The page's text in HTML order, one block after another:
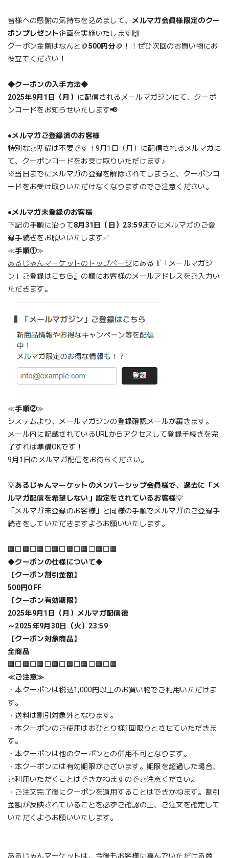
皆様への感謝の気持ちを込めまして、 メルマガ会員様限定のクー
ポンプレゼント企画を実施いたします🙌
クーポン金額はなんと🪙500円分🪙！！ぜひ次回のお買い物にお
役立てください！
◆クーポンの入手方法◆
2025年9月1日（月）
に配信されるメールマガジンにて、クーポ
ンコードをお知らせいたします📢
●メルマガご登録済のお客様
特別なご準備は不要です！9月1日（月）に配信されるメルマガに
て、クーポンコードをお受け取りいただけます♪
※当日までにメルマガの登録を解除されてしまうと、クーポンコ
ードをお受け取りいただけなくなりますのでご注意ください。
●メルマガ未登録のお客様
下記の手順に沿って8月31日（日）23:59までにメルマガのご登
録手続きをお願いいたします✅
≪手順①≫
あるじゃんマーケットのトップページにある『「メールマガジ
ン」ご登録はこちら』の欄にお客様のメールアドレスをご入力い
ただきます。
≪手順②≫
システムより、メールマガジンの登録確認メールが届きます。
メール内に記載されているURLからアクセスして登録手続きを完
了すれば準備OKです！
9月1日のメルマガ配信をお待ちください。
💡あるじゃんマーケットのメンバーシップ会員様で、過去に「メ
ルマガ配信を希望しない」設定をされているお客様💡
「メルマガ未登録のお客様」と同様の手順でメルマガのご登録手
続きをしていただきますようお願いいたします。
🟧⬜🟧⬜🟧⬜🟧⬜🟧⬜🟧⬜🟧⬜🟧
◆クーポンの仕様について◆
【クーポン割引金額】
500円OFF
【クーポン有効期限】
2025年9月1日（月）メルマガ配信後
～2025年9月30日（火）23:59
【クーポン対象商品】
全商品
🟧⬜🟧⬜🟧⬜🟧⬜🟧⬜🟧⬜🟧⬜🟧
≪ご注意≫
・本クーポンは税込1,000円以上のお買い物でご利用いただけま
す。
・送料は割引対象外となります。
・本クーポンのご使用はおひとり様1回限りとさせていただきま
す。
・本クーポンは他のクーポンとの併用不可となります。
・本クーポンには有効期限がございます。期限を超過した場合、
ご利用いただくことはできかねますのでご注意ください。
・ご注文完了後にクーポンを適用することはできかねます。割引
金額が反映されていることを必ずご確認の上、ご注文を確定して
いただくようお願いいたします。
あるじゃんマーケットは、今後もお客様に喜んでいただける商